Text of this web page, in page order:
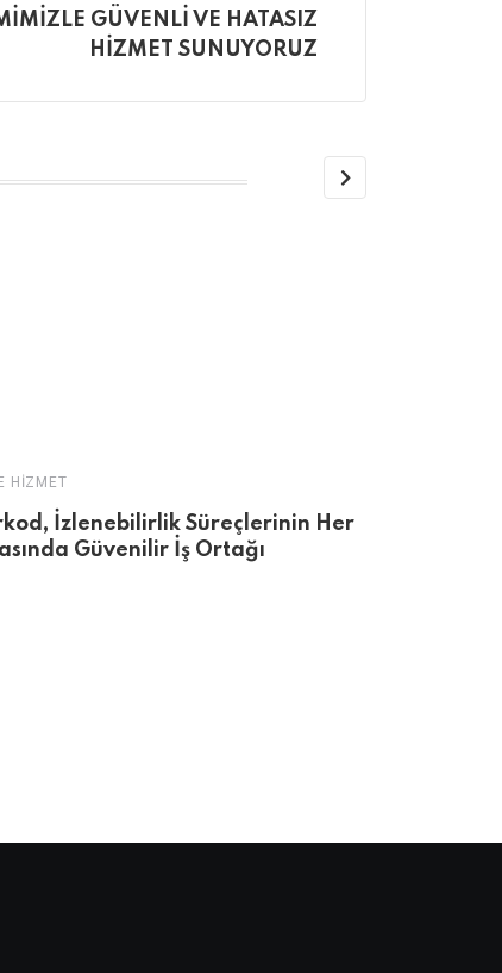
GÜVENLİ VE HATASIZ
HİZMET SUNUYORUZ
HIZMET
İzlenebilirlik Süreçlerinin Her
Güvenilir İş Ortağı